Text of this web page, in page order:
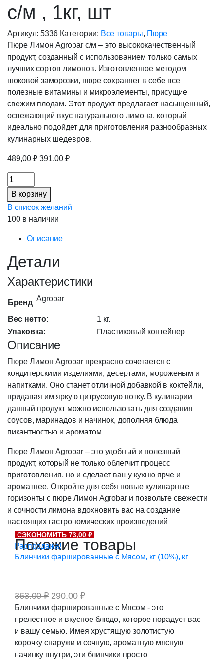
с/м , 1кг, шт
Артикул: 5336 Категории: Все товары, Пюре
Пюре Лимон Agrobar с/м – это высококачественный
продукт, созданный с использованием только самых
лучших сортов лимонов. Изготовленное методом
шоковой заморозки, пюре сохраняет в себе все
полезные витамины и микроэлементы, присущие
свежим плодам. Этот продукт предлагает насыщенный,
освежающий вкус натурального лимона, который
идеально подойдет для приготовления разнообразных
кулинарных шедевров.
489,00₽ Первоначальная
489,00 ₽.
391,00 ₽Текущая
Пюре
Лимон
Agrobar
с/
м
шт
количество
В корзину
В список желаний
100 в наличии
Описание
Детали
Характеристики
Бренд Agrobar
Вес нетто:
1 кг.
Упаковка:
Пластиковый контейнер
Описание
Пюре Лимон Agrobar прекрасно сочетается с
кондитерскими изделиями, десертами, мороженым и
напитками. Оно станет отличной добавкой в коктейли,
придавая им яркую цитрусовую нотку. В кулинарии
данный продукт можно использовать для создания
соусов, маринадов и начинок, дополняя блюда
пикантностью и ароматом.
Пюре Лимон Agrobar – это удобный и полезный
продукт, который не только облегчит процесс
приготовления, но и сделает вашу кухню ярче и
ароматнее. Откройте для себя новые кулинарные
горизонты с пюре Лимон Agrobar и позвольте свежести
и сочности лимона вдохновить вас на создание
настоящих гастрономических произведений
Похожие товары
СЭКОНОМИТЬ 73,00 ₽
Распродажа!
Блинчики фаршированные с Мясом, кг (10%), кг
363,00₽ Первоначальная
цена
составляла
363,00 ₽.
290,00 ₽Текущая
цена:
290,00 ₽.
Блинчики фаршированные с Мясом - это
прелестное и вкусное блюдо, которое порадует вас
и вашу семью. Имея хрустящую золотистую
корочку снаружи и сочную, ароматную мясную
начинку внутри, эти блинчики просто